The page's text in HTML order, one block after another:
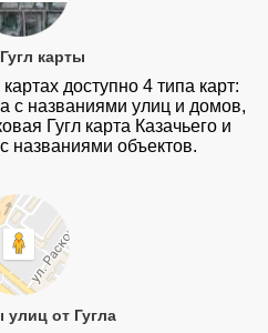
карты
доступно 4 типа карт:
с названиями улиц и домов,
Гугл карта Казачьего и
названиями объектов.
от Гугла